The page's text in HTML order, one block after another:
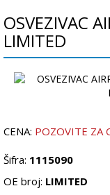
OSVEZIVAC
LIMITED
CENA: POZOVITE ZA
Šifra: 1115090
OE broj: LIMITED